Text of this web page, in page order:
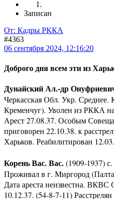
Записан
От: Кадры РККА
#4363
06 сентября 2024, 12:16:20
Доброго дня всем эти из
Дунайский Ал.-др
Черкасская Обл. Укр.
Кременчуг). Уволен из РККА
Арест 27.08.37. Особым
приговорен 22.10.38. к
Харьков. Реабилитирован
Корень Вас. Вас.(1909-1937)
Проживал в г. Миргород
Дата ареста неизвестна.
10.12.37. (54-8-7-11)